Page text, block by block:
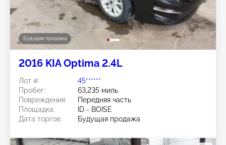
Будущая продажа
2016 KIA Optima 2.4L
Лот #:
45******
Пробег:
63,235 миль
Повреждения:
Передняя часть
Площадка:
ID - BOISE
Дата торгов:
Будущая продажа